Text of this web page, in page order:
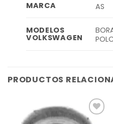
MARCA AS
MODELOS
VOLKSWAGEN
PRODUCTOS
Añadir